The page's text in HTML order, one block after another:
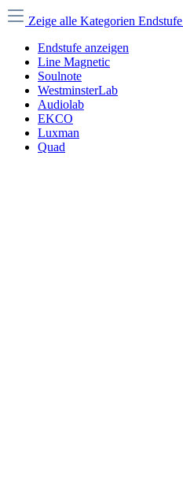
Zeige alle Kategorien Endstufe
Endstufe anzeigen
Line Magnetic
Soulnote
WestminsterLab
Audiolab
EKCO
Luxman
Quad